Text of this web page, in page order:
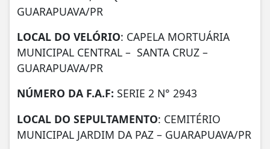
GUARAPUAVA/PR
LOCAL DO VELÓRIO: CAPELA MORTUÁRIA
MUNICIPAL CENTRAL – SANTA CRUZ –
GUARAPUAVA/PR
NÚMERO DA F.A.F: SERIE 2 N° 2943
LOCAL DO SEPULTAMENTO: CEMITÉRIO
MUNICIPAL JARDIM DA PAZ – GUARAPUAVA/PR